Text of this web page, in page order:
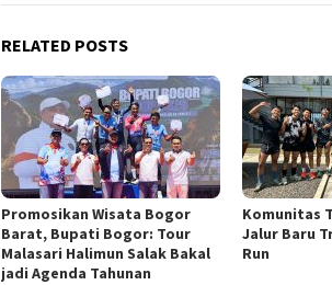
RELATED POSTS
Promosikan Wisata Bogor
Barat, Bupati Bogor: Tour
Malasari Halimun Salak Bakal
jadi Agenda Tahunan
Komunitas
Jalur Baru
Run